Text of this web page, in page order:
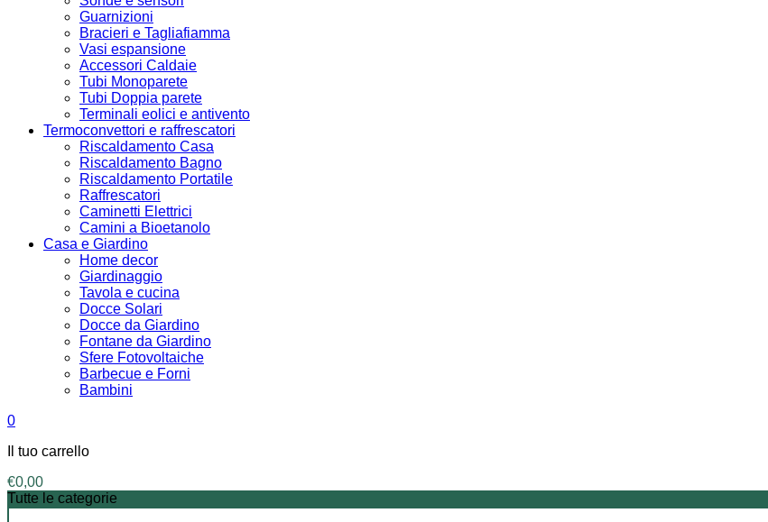
Guarnizioni
Bracieri e Tagliafiamma
Vasi espansione
Accessori Caldaie
Tubi Monoparete
Tubi Doppia parete
Terminali eolici e antivento
Termoconvettori e raffrescatori
Riscaldamento Casa
Riscaldamento Bagno
Riscaldamento Portatile
Raffrescatori
Caminetti Elettrici
Camini a Bioetanolo
Casa e Giardino
Home decor
Giardinaggio
Tavola e cucina
Docce Solari
Docce da Giardino
Fontane da Giardino
Sfere Fotovoltaiche
Barbecue e Forni
Bambini
0
Il tuo carrello
€0,00
Tutte le categorie